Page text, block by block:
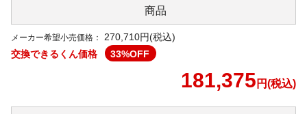
商品
メーカー希望小売価格：
270,710円(税込)
交換できるくん価格
33%OFF
181,375 円(税込)